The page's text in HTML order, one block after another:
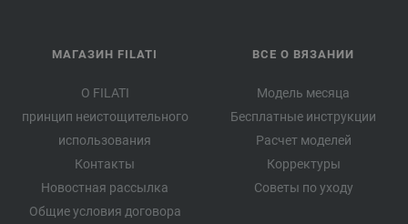
МАГАЗИН FILATI
О FILATI
принцип неистощительного
использования
Контакты
Новостная рассылка
Общие условия договора
ВСЕ О ВЯЗАНИИ
Модель месяца
Бесплатные инструкции
Расчет моделей
Корректуры
Советы по уходу